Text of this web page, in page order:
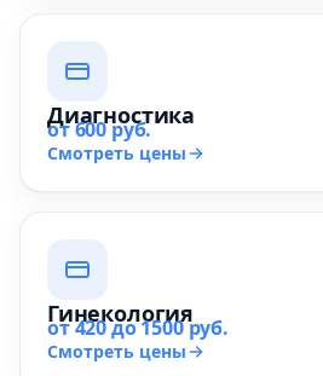
Диагностика
от 600 руб.
Смотреть цены
Гинекология
от 420 до 1500 руб.
Смотреть цены